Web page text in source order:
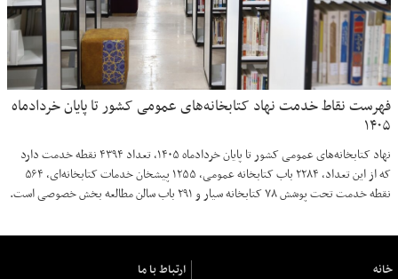
فهرست نقاط خدمت نهاد کتابخانه‌های عمومی کشور تا پایان خردادماه
۱۴۰۵
نهاد کتابخانه‌های عمومی کشور تا پایان خردادماه ۱۴۰۵، تعداد ۴۳۹۴ نقطه خدمت دارد
که از این تعداد، ۲۲۸۴ باب کتابخانه عمومی، ۱۲۵۵ پیشخان خدمات کتابخانه‌ای، ۵۶۴
نقطه خدمت تحت پوشش ۷۸ کتابخانه سیار و ۲۹۱ باب سالن مطالعه بخش خصوصی است.
خانه
ارتباط با ما